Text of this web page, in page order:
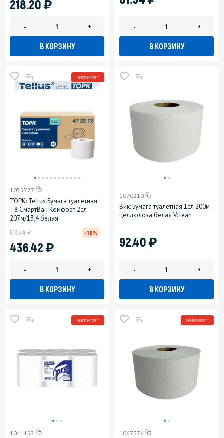
218.20
- +
В КОРЗИНУ
- +
В КОРЗИНУ
МИНПРОМТОРГ *
1055777
ТОРК: Tellus Бумага туалетная
Т8 СмартВан Комфорт 2сл
207м/13,4 белая
436.42)
513.44у -16%
- +
В КОРЗИНУ
1070210
Вик: Бумага туалетная 1сл 200м
целлюлоза белая Vclean
92.40)
- +
В КОРЗИНУ
МИНПРОМТОРГ *
1041152
МИНПРОМТОРГ *
1067376